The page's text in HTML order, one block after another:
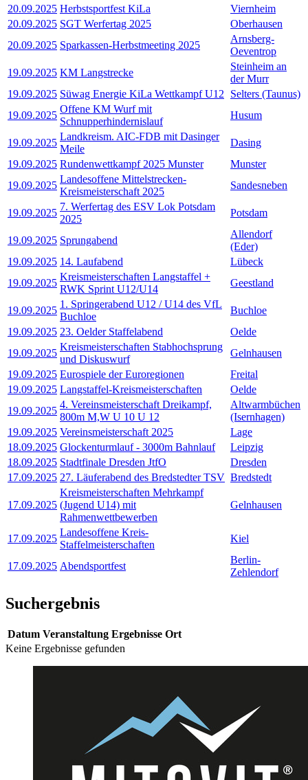
20.09.2025 Herbstsportfest KiLa
Viernheim
20.09.2025 SGT Werfertag 2025
Oberhausen
20.09.2025 Sparkassen-Herbstmeeting 2025
Arnsberg-
Oeventrop
19.09.2025 KM Langstrecke
Steinheim an
der Murr
19.09.2025 Süwag Energie KiLa Wettkampf U12
Selters (Taunus)
19.09.2025
Offene KM Wurf mit
Schnupperhindernislauf
Husum
19.09.2025
Landkreism. AIC-FDB mit Dasinger
Meile
Dasing
19.09.2025 Rundenwettkampf 2025 Munster
Munster
19.09.2025
Landesoffene Mittelstrecken-
Kreismeisterschaft 2025
Sandesneben
19.09.2025
7. Werfertag des ESV Lok Potsdam
2025
Potsdam
19.09.2025 Sprungabend
Allendorf
(Eder)
19.09.2025 14. Laufabend
Lübeck
19.09.2025
Kreismeisterschaften Langstaffel +
RWK Sprint U12/U14
Geestland
19.09.2025
1. Springerabend U12 / U14 des VfL
Buchloe
Buchloe
19.09.2025 23. Oelder Staffelabend
Oelde
19.09.2025
Kreismeisterschaften Stabhochsprung
und Diskuswurf
Gelnhausen
19.09.2025 Eurospiele der Euroregionen
Freital
19.09.2025 Langstaffel-Kreismeisterschaften
Oelde
19.09.2025
4. Vereinsmeisterschaft Dreikampf,
800m M,W U 10 U 12
Altwarmbüchen
(Isernhagen)
19.09.2025 Vereinsmeisterschaft 2025
Lage
18.09.2025 Glockenturmlauf - 3000m Bahnlauf
Leipzig
18.09.2025 Stadtfinale Dresden JtfO
Dresden
17.09.2025 27. Läuferabend des Bredstedter TSV Bredstedt
17.09.2025
Kreismeisterschaften Mehrkampf
(Jugend U14) mit
Rahmenwettbewerben
Gelnhausen
17.09.2025
Landesoffene Kreis-
Staffelmeisterschaften
Kiel
17.09.2025 Abendsportfest
Berlin-
Zehlendorf
Suchergebnis
Datum Veranstaltung Ergebnisse Ort
Keine Ergebnisse gefunden